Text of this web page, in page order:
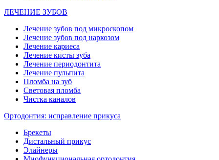
ЛЕЧЕНИЕ ЗУБОВ
Лечение зубов под микроскопом
Лечение зубов под наркозом
Лечение кариеса
Лечение кисты зуба
Лечение периодонтита
Лечение пульпита
Пломба на зуб
Световая пломба
Чистка каналов
Ортодонтия: исправление прикуса
Брекеты
Дистальный прикус
Элайнеры